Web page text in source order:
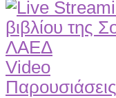
Video